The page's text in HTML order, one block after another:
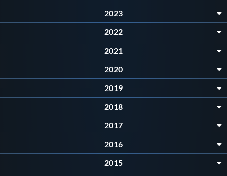
Intranet
Mappa del sito
2023
2022
2021
2020
2019
2018
2017
2016
2015